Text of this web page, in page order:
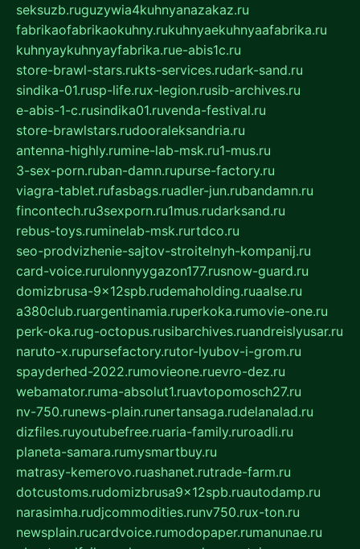
seksuzb.ruguzywia4kuhnyanazakaz.ru
fabrikaofabrikaokuhny.rukuhnyaekuhnyaafabrika.ru
kuhnyaykuhnyayfabrika.rue-abis1c.ru
store-brawl-stars.rukts-services.rudark-sand.ru
sindika-01.rusp-life.rux-legion.rusib-archives.ru
e-abis-1-c.rusindika01.ruvenda-festival.ru
store-brawlstars.rudooraleksandria.ru
antenna-highly.rumine-lab-msk.ru1-mus.ru
3-sex-porn.ruban-damn.rupurse-factory.ru
viagra-tablet.rufasbags.ruadler-jun.rubandamn.ru
fincontech.ru3sexporn.ru1mus.rudarksand.ru
rebus-toys.ruminelab-msk.rurtdco.ru
seo-prodvizhenie-sajtov-stroitelnyh-kompanij.ru
card-voice.rurulonnyygazon177.rusnow-guard.ru
domizbrusa-9x12spb.rudemaholding.ruaalse.ru
a380club.ruargentinamia.ruperkoka.rumovie-one.ru
perk-oka.rug-octopus.rusibarchives.ruandreislyusar.ru
naruto-x.rupursefactory.rutor-lyubov-i-grom.ru
spayderhed-2022.rumovieone.ruevro-dez.ru
webamator.ruma-absolut1.ruavtopomosch27.ru
nv-750.runews-plain.runertansaga.rudelanalad.ru
dizfiles.ruyoutubefree.ruaria-family.ruroadli.ru
planeta-samara.rumysmartbuy.ru
matrasy-kemerovo.ruashanet.rutrade-farm.ru
dotcustoms.rudomizbrusa9x12spb.ruautodamp.ru
narasimha.rudjcommodities.runv750.rux-ton.ru
newsplain.rucardvoice.rumodopaper.rumanunae.ru